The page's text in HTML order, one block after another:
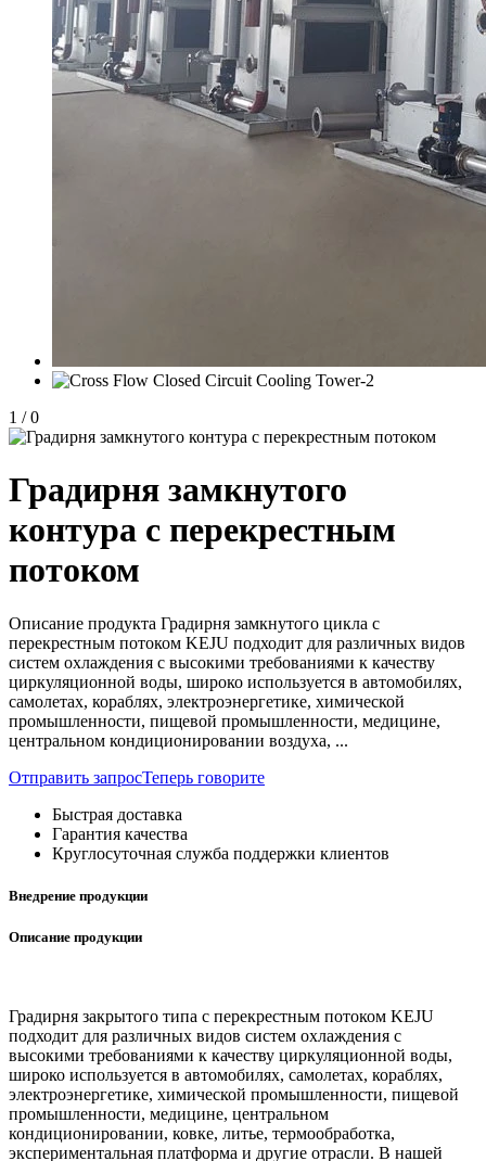
1 / 0
Градирня замкнутого
контура с перекрестным
потоком
Описание продукта Градирня замкнутого цикла с
перекрестным потоком KEJU ​​подходит для различных видов
систем охлаждения с высокими требованиями к качеству
циркуляционной воды, широко используется в автомобилях,
самолетах, кораблях, электроэнергетике, химической
промышленности, пищевой промышленности, медицине,
центральном кондиционировании воздуха, ...
Отправить запросТеперь говорите
Быстрая доставка
Гарантия качества
Круглосуточная служба поддержки клиентов
Внедрение продукции
Описание продукции
Градирня закрытого типа с перекрестным потоком KEJU ​​
подходит для различных видов систем охлаждения с
высокими требованиями к качеству циркуляционной воды,
широко используется в автомобилях, самолетах, кораблях,
электроэнергетике, химической промышленности, пищевой
промышленности, медицине, центральном
кондиционировании, ковке, литье, термообработка,
экспериментальная платформа и другие отрасли. В нашей